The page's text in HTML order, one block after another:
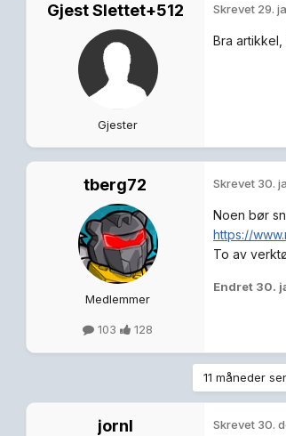
Gjest Slettet+512
Gjester
Skrevet 29.
Bra
tberg72
Medlemmer
103 128
Skrevet 30.
Noen bør
https://
To av
Endret 30.
11 måneder
jornl Skrevet 30.